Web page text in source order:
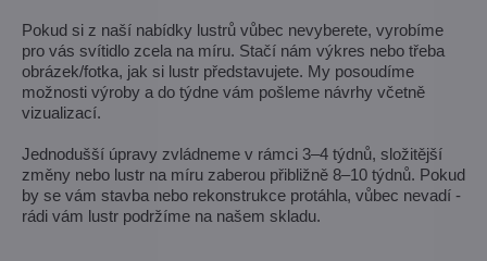
Pokud si z naší nabídky lustrů vůbec nevyberete, vyrobíme
pro vás svítidlo zcela na míru. Stačí nám výkres nebo třeba
obrázek/fotka, jak si lustr představujete. My posoudíme
možnosti výroby a do týdne vám pošleme návrhy včetně
vizualizací.
Jednodušší úpravy zvládneme v rámci 3–4 týdnů, složitější
změny nebo lustr na míru zaberou přibližně 8–10 týdnů. Pokud
by se vám stavba nebo rekonstrukce protáhla, vůbec nevadí -
rádi vám lustr podržíme na našem skladu.